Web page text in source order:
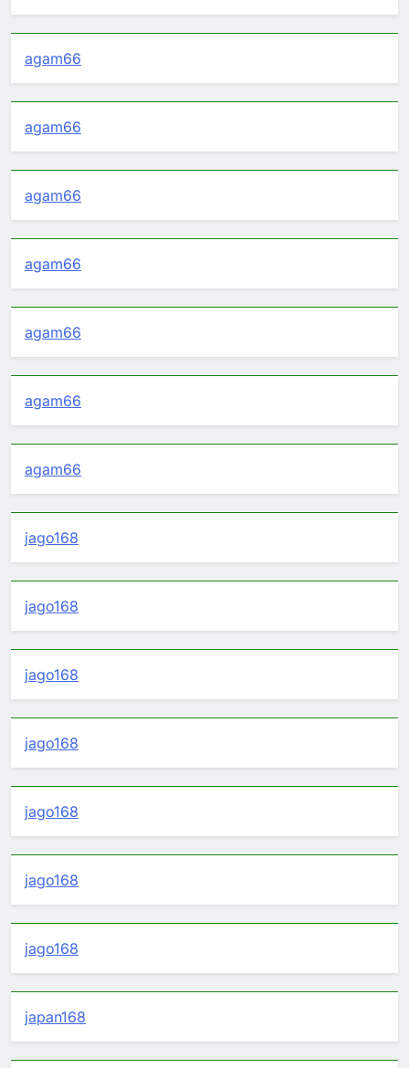
agam66
agam66
agam66
agam66
agam66
agam66
agam66
jago168
jago168
jago168
jago168
jago168
jago168
jago168
japan168